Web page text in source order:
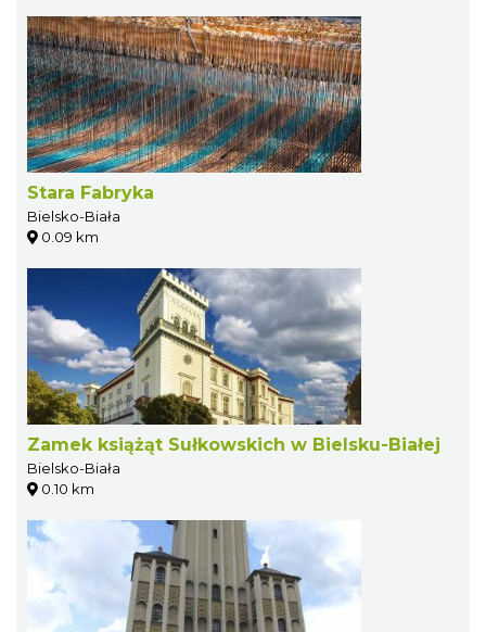
Stara Fabryka
Bielsko-Biała
0.09 km
Zamek książąt Sułkowskich w Bielsku-Białej
Bielsko-Biała
0.10 km